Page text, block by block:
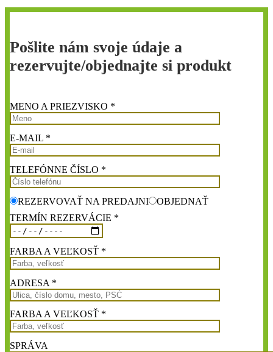
Pošlite nám svoje údaje a
rezervujte/objednajte si produkt
MENO A PRIEZVISKO *
E-MAIL *
TELEFÓNNE ČÍSLO *
REZERVOVAŤ NA PREDAJNI
OBJEDNAŤ
TERMÍN REZERVÁCIE *
FARBA A VEĽKOSŤ *
ADRESA *
FARBA A VEĽKOSŤ *
SPRÁVA